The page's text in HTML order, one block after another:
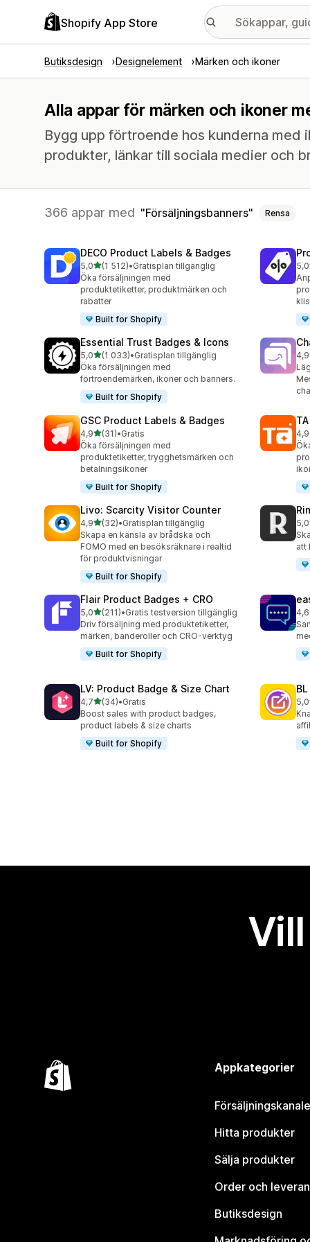
Shopify App Store
Butiksdesign Designelement Märken och ikoner
Alla appar för märken och ikoner
Bygg upp förtroende hos kunderna med
produkter, länkar till sociala medier och
366 appar med Försäljningsbanners Rensa
DECO Product Labels & Badges
5,0av 5 stjärnor
(1 512)
1512 recensioner totalt
•Gratisplan tillgänglig
Öka försäljningen med
produktetiketter, produktmärken och
rabatter
Built for Shopify
5,0
Essential Trust Badges & Icons
5,0av 5 stjärnor
(1 033)
1033 recensioner totalt
•Gratisplan tillgänglig
Öka försäljningen med
förtroendemärken, ikoner och banners.
Built for Shopify
4,9
GSC Product Labels & Badges
4,9av 5 stjärnor
(31)
31 recensioner totalt
•Gratis
Öka försäljningen med
produktetiketter, trygghetsmärken och
betalningsikoner
Built for Shopify
4,9
Livo: Scarcity Visitor Counter
4,9av 5 stjärnor
(32)
32 recensioner totalt
•Gratisplan tillgänglig
Skapa en känsla av brådska och
FOMO med en besöksräknare i realtid
för produktvisningar
Built for Shopify
5,0
21
att
Flair Product Badges + CRO
5,0av 5 stjärnor
(211)
211 recensioner totalt
•Gratis testversion tillgänglig
Driv försäljning med produktetiketter,
märken, banderoller och CRO-verktyg
Built for Shopify
4,6
23
LV: Product Badge & Size Chart
4,7av 5 stjärnor
(34)
34 recensioner totalt
•Gratis
Boost sales with product badges,
product labels & size charts
Built for Shopify
5,0
18
Appkategorier
Hitta produkter
Sälja produkter
Order och
Butiksdesign